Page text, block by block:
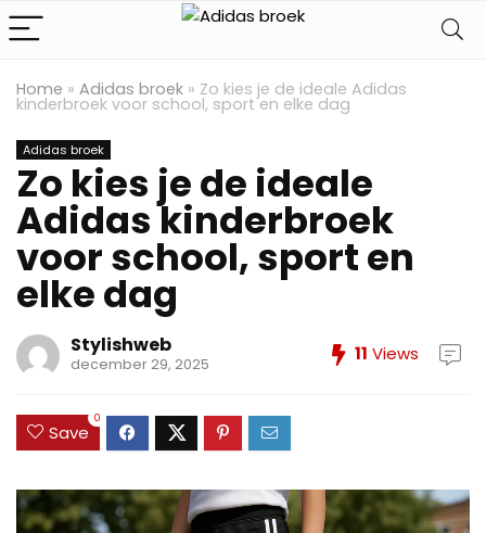
Home » Adidas broek » Zo kies je de ideale Adidas
kinderbroek voor school, sport en elke dag
Adidas broek
Zo kies je de ideale
Adidas kinderbroek
voor school, sport en
elke dag
Stylishweb
december 29, 2025 11 Views
Save
0